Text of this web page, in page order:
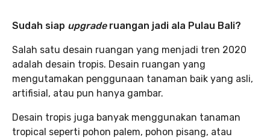
Sudah siap upgraderuangan jadi ala Pulau Bali?
Salah satu desain ruangan yang menjadi tren 2020
adalah desain tropis. Desain ruangan yang
mengutamakan penggunaan tanaman baik yang asli,
artifisial, atau pun hanya gambar.
Desain tropis juga banyak menggunakan tanaman
tropical seperti pohon palem, pohon pisang, atau